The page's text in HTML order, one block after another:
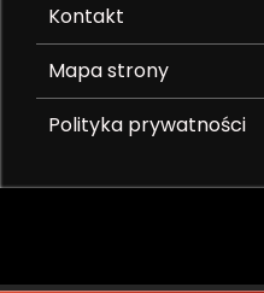
Kontakt
Mapa strony
Polityka prywatności